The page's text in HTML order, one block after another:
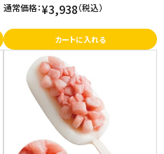
通常価格：¥3,938（税込）
カートに入れる